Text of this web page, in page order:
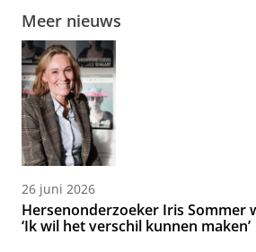
Meer nieuws
26 juni 2026
Hersenonderzoeker Iris Sommer
‘Ik wil het verschil kunnen maken’